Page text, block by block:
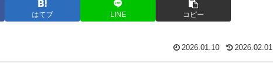
はてブ LINE コピー
2026.01.10 2026.02.01